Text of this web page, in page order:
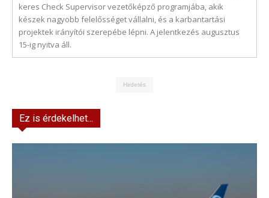
keres Check Supervisor vezetőképző programjába, akik
készek nagyobb felelősséget vállalni, és a karbantartási
projektek irányítói szerepébe lépni. A jelentkezés augusztus
15-ig nyitva áll.
Hirdetés
Ez is érdekelhet...